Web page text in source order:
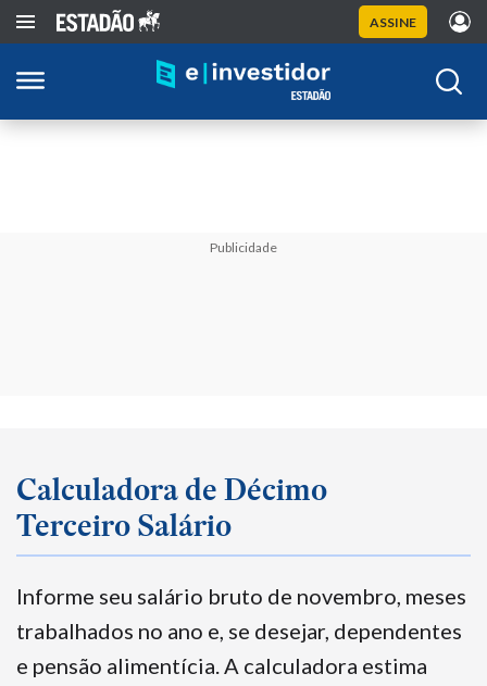
ASSINE
Publicidade
Calculadora de Décimo
Terceiro Salário
Informe seu salário bruto de novembro, meses
trabalhados no ano e, se desejar, dependentes
e pensão alimentícia. A calculadora estima